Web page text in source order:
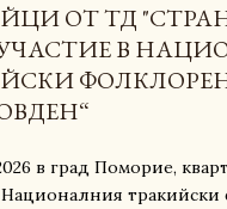
ОТ ТД
УЧАСТИЕ В
в град Поморие,
Националния